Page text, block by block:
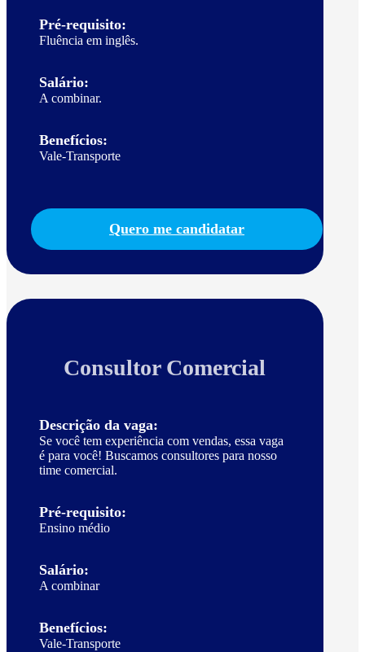
Pré-requisito:
Fluência em inglês.
Salário:
A combinar.
Benefícios:
Vale-Transporte
Quero me candidatar
Consultor Comercial
Descrição da vaga:
Se você tem experiência com vendas, essa vaga
é para você! Buscamos consultores para nosso
time comercial.
Pré-requisito:
Ensino médio
Salário:
A combinar
Benefícios:
Vale-Transporte